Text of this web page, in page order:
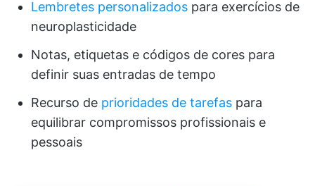
Lembretes personalizados para exercícios de
neuroplasticidade
Notas, etiquetas e códigos de cores para
definir suas entradas de tempo
Recurso de prioridades de tarefas para
equilibrar compromissos profissionais e
pessoais